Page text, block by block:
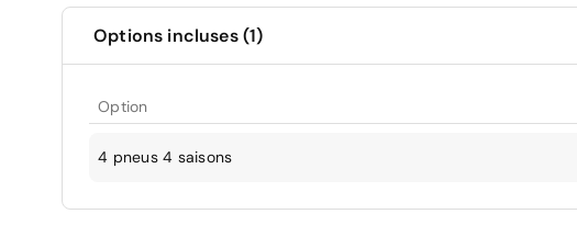
Options incluses (1)
Option
4 pneus 4 saisons